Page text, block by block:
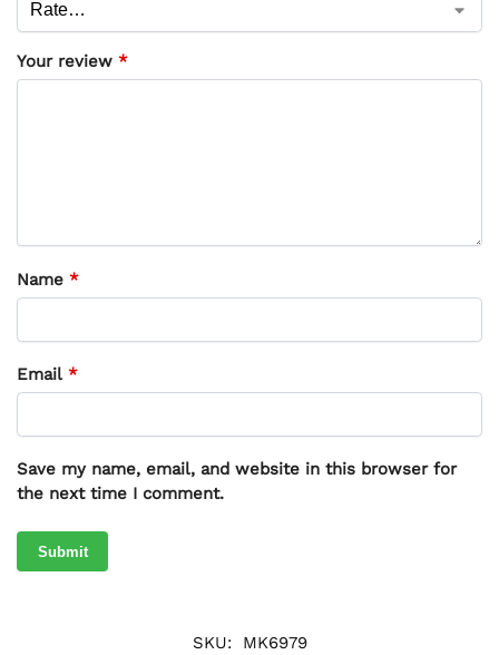
Your review *
Name *
Email *
Save my name, email, and website in this browser for
the next time I comment.
SKU:
MK6979